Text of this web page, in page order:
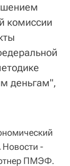
комиссии
деньгам",
-
ПМЭФ.